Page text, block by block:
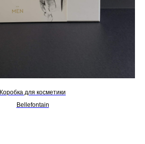
Коробка для косметики
Bellefontain